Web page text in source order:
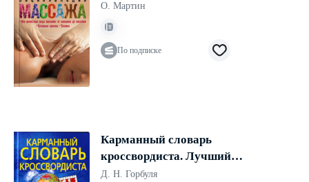
О. Мартин
По подписке
Карманный словарь
кроссвордиста. Лучший
помощник любителям
Д. Н. Горбуля